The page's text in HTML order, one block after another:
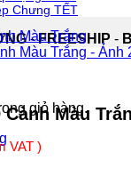
giỏ hàng.
Chưng TẾT
-FREESHIP -
Màu
VAT )